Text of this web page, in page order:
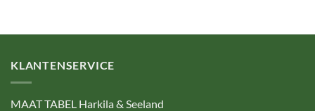
KLANTENSERVICE
MAAT TABEL Harkila & Seeland